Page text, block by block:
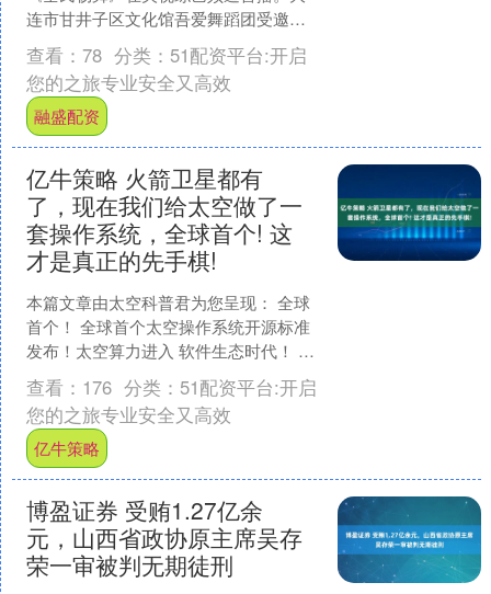
连市甘井子区文化馆吾爱舞蹈团受邀参
赛，与来自江苏无锡、安徽芜湖、山西
运城、北京的四支劲旅....
查看： 78 分类： 51配资平台:开启
您的之旅专业安全又高效
融盛配资
亿牛策略 火箭卫星都有
了，现在我们给太空做了一
套操作系统，全球首个! 这
才是真正的先手棋!
本篇文章由太空科普君为您呈现： 全球
首个！ 全球首个太空操作系统开源标准
发布！太空算力进入 软件生态时代！ 7
月 1 日北京太空算力创新中心正式揭
牌，现场发布....
查看： 176 分类： 51配资平台:开启
您的之旅专业安全又高效
亿牛策略
博盈证券 受贿1.27亿余
元，山西省政协原主席吴存
荣一审被判无期徒刑